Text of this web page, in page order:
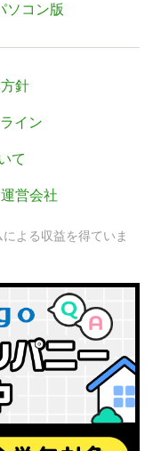
ソコン版
針
イン
て
運営会社
よる収益を得ていま